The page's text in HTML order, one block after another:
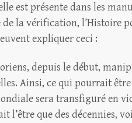
est présente dans les
de la vérification, l’Histoire
expliquer ceci :
depuis le début,
Ainsi, ce qui pourrait
sera transfiguré en
l’être que des décennies,